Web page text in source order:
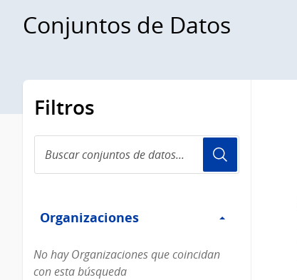
Conjuntos de Datos
Filtros
conjuntos
de
Organizaciones
Organizaciones
No hay Organizaciones que coincidan
con esta búsqueda